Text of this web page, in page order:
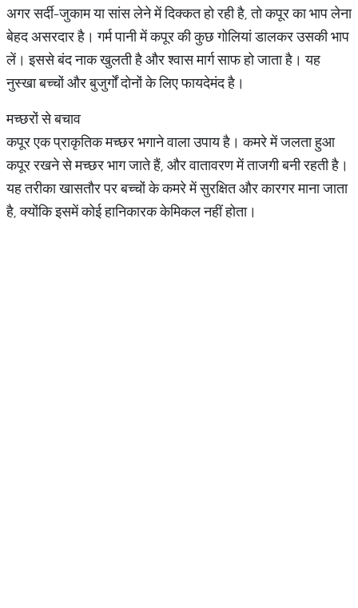
अगर सर्दी-जुकाम या सांस लेने में दिक्कत हो रही है, तो कपूर का भाप लेना
बेहद असरदार है। गर्म पानी में कपूर की कुछ गोलियां डालकर उसकी भाप
लें। इससे बंद नाक खुलती है और श्वास मार्ग साफ हो जाता है। यह
नुस्खा बच्चों और बुजुर्गों दोनों के लिए फायदेमंद है।
मच्छरों से बचाव
कपूर एक प्राकृतिक मच्छर भगाने वाला उपाय है। कमरे में जलता हुआ
कपूर रखने से मच्छर भाग जाते हैं, और वातावरण में ताजगी बनी रहती है।
यह तरीका खासतौर पर बच्चों के कमरे में सुरक्षित और कारगर माना जाता
है, क्योंकि इसमें कोई हानिकारक केमिकल नहीं होता।